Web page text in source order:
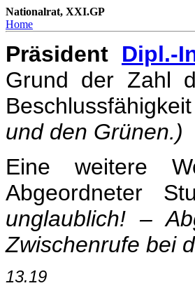
Nationalrat, XXI.GP
Home
Präsident Dipl.-
Grund der Zahl
Beschlussfähigkeit
und den Grünen.)
Eine weitere
Abgeordneter
unglaublich! –
Zwischenrufe bei
13.19